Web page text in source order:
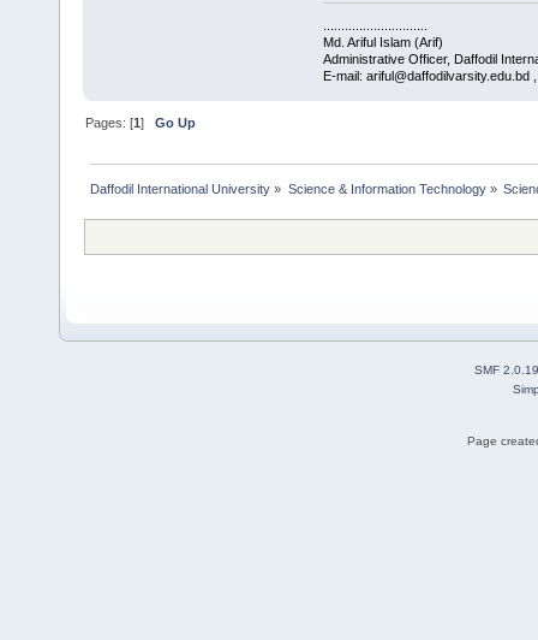
Md. Ariful Islam (Arif)
Administrative Officer, Daffodil
E-mail: ariful@daffodilvarsity.edu.bd
Pages: [1]Go Up
Daffodil International University » Science & Information Technology»
SMF 2.0.19
Page